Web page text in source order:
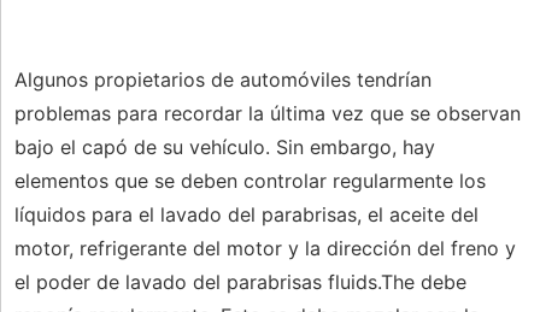
Algunos propietarios de automóviles tendrían
problemas para recordar la última vez que se observan
bajo el capó de su vehículo. Sin embargo, hay
elementos que se deben controlar regularmente los
líquidos para el lavado del parabrisas, el aceite del
motor, refrigerante del motor y la dirección del freno y
el poder de lavado del parabrisas fluids.The debe